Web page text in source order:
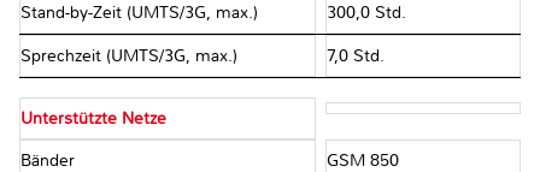
Stand-by-Zeit (UMTS/3G, max.) 300,0 Std.
Sprechzeit (UMTS/3G, max.) 7,0 Std.
Unterstützte Netze
Bänder GSM 850